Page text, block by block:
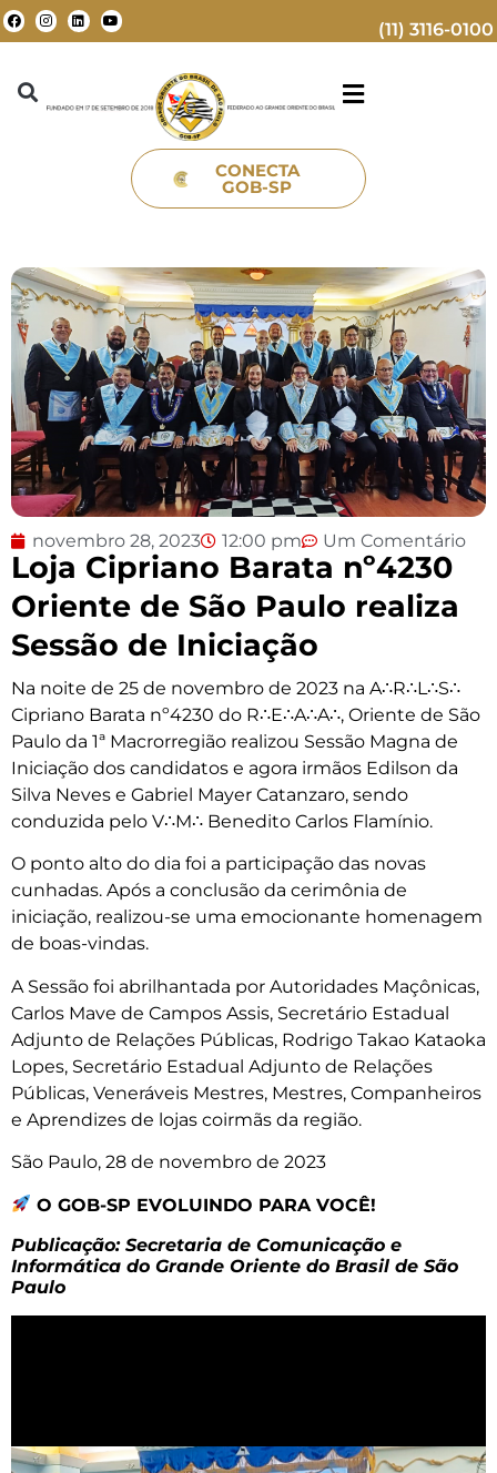
(11) 3116-0100
CONECTA
GOB-SP
novembro 28, 2023 12:00 pm Um Comentário
Loja Cipriano Barata nº4230
Oriente de São Paulo realiza
Sessão de Iniciação
Na noite de 25 de novembro de 2023 na A∴R∴L∴S∴
Cipriano Barata nº4230 do R∴E∴A∴A∴, Oriente de São
Paulo da 1ª Macrorregião realizou Sessão Magna de
Iniciação dos candidatos e agora irmãos Edilson da
Silva Neves e Gabriel Mayer Catanzaro, sendo
conduzida pelo V∴M∴ Benedito Carlos Flamínio.
O ponto alto do dia foi a participação das novas
cunhadas. Após a conclusão da cerimônia de
iniciação, realizou-se uma emocionante homenagem
de boas-vindas.
A Sessão foi abrilhantada por Autoridades Maçônicas,
Carlos Mave de Campos Assis, Secretário Estadual
Adjunto de Relações Públicas, Rodrigo Takao Kataoka
Lopes, Secretário Estadual Adjunto de Relações
Públicas, Veneráveis Mestres, Mestres, Companheiros
e Aprendizes de lojas coirmãs da região.
São Paulo, 28 de novembro de 2023
O GOB-SP EVOLUINDO PARA VOCÊ!
Publicação: Secretaria de Comunicação e
Informática do Grande Oriente do Brasil de São
Paulo